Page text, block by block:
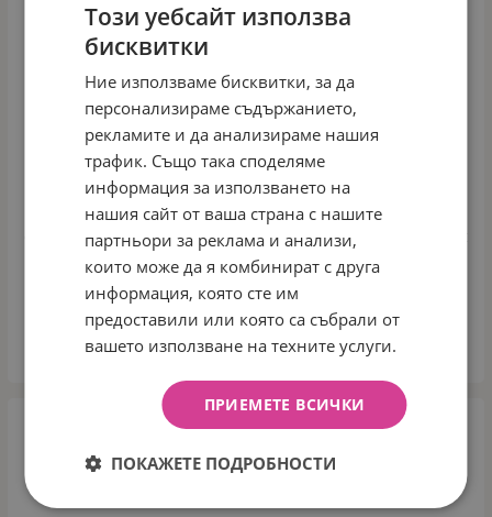
ОБРАЗОВАТЕЛНА ИГРАЧКА – ДРЪНКАЛКА КОЛИЧКА С
ШАРКА (0316) CARETERO TOYZ
Арт.№: TOYZ-9113
20.44 лв.
КУПИ
Този уебсайт използва
бисквитки
Ние използваме бисквитки, за да
персонализираме съдържанието,
рекламите и да анализираме нашия
трафик. Също така споделяме
информация за използването на
нашия сайт от ваша страна с нашите
партньори за реклама и анализи,
които може да я комбинират с друга
информация, която сте им
предоставили или която са събрали от
вашето използване на техните услуги.
ПРИЕМЕТЕ ВСИЧКИ
ПОКАЖЕТЕ ПОДРОБНОСТИ